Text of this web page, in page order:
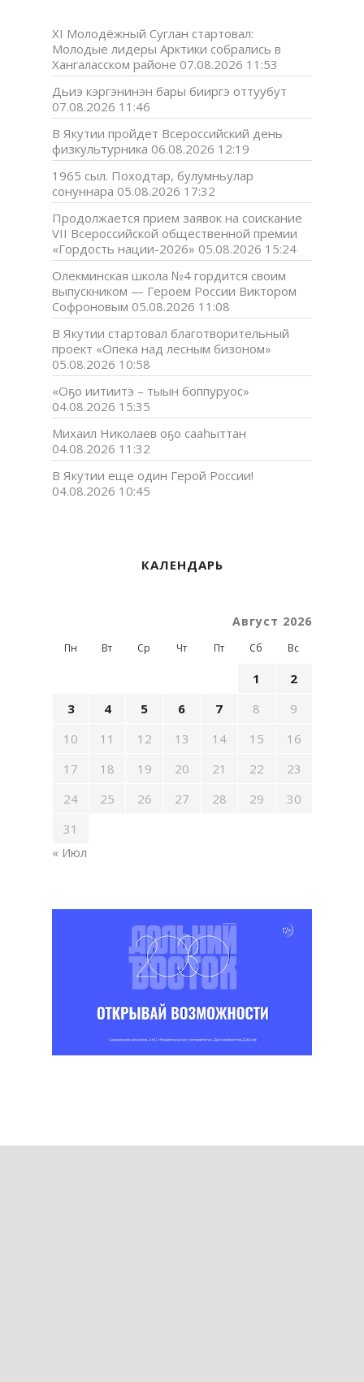
XI Молодёжный Суглан стартовал:
Молодые лидеры Арктики собрались в
Хангаласском районе 07.08.2026 11:53
Дьиэ кэргэнинэн бары бииргэ оттуубут
07.08.2026 11:46
В Якутии пройдет Всероссийский день
физкультурника 06.08.2026 12:19
1965 сыл. Походтар, булумньулар
сонуннара 05.08.2026 17:32
Продолжается прием заявок на соискание
VII Всероссийской общественной премии
«Гордость нации-2026» 05.08.2026 15:24
Олекминская школа №4 гордится своим
выпускником — Героем России Виктором
Софроновым 05.08.2026 11:08
В Якутии стартовал благотворительный
проект «Опека над лесным бизоном»
05.08.2026 10:58
«Оҕо иитиитэ – тыын боппуруос»
04.08.2026 15:35
Михаил Николаев оҕо сааһыттан
04.08.2026 11:32
В Якутии еще один Герой России!
04.08.2026 10:45
КАЛЕНДАРЬ
Август 2026
Пн Вт Ср Чт Пт Сб Вс
1
2
3
4 5 6 7 8
9
10
11 12 13 14 15
16
17
18 19 20 21 22
23
24
25 26 27 28 29
30
31
« Июл